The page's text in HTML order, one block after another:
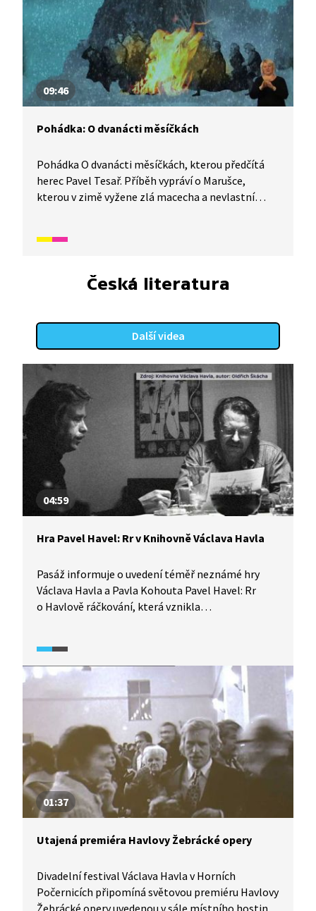
pozornosti až nyní. V roli lékaře foniatra vystřídal
Václava Havla jeho bratr Ivan M. Havel, který má
stejnou logopedickou vadu. O hru byl obrovský
zájem mezi diváky.
09:46
Pohádka: O dvanácti měsíčkách
Pohádka O dvanácti měsíčkách, kterou předčítá
herec Pavel Tesař. Příběh vypráví o Marušce,
kterou v zimě vyžene zlá macecha a nevlastní
bratrů měsíčků.
Česká literatura
Další videa
04:59
Hra Pavel Havel: Rr v Knihovně Václava Havla
Pasáž informuje o uvedení téměř neznámé hry
Václava Havla a Pavla Kohouta Pavel Havel: Rr
o Havlově ráčkování, která vznikla
to probíhalo, přibližuje Pavel Kohout. Novodobé
premiéry se zhostila Knihovna Václava Havla
pod vedením Michaela Žantovského. Režisér
popisuje, proč se hra dostává do centra
pozornosti až nyní. V roli lékaře foniatra vystřídal
Václava Havla jeho bratr Ivan M. Havel, který má
stejnou logopedickou vadu. O hru byl obrovský
zájem mezi diváky.
01:37
Utajená premiéra Havlovy Žebrácké opery
Divadelní festival Václava Havla v Horních
Počernicích připomíná světovou premiéru Havlovy
Žebrácké opery uvedenou v sále místního hostince